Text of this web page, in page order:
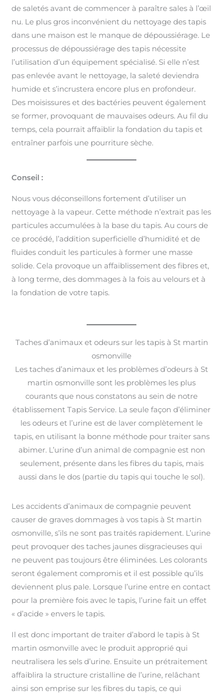
de saletés avant de commencer à paraître sales à l’œil
nu. Le plus gros inconvénient du nettoyage des tapis
dans une maison est le manque de dépoussiérage. Le
processus de dépoussiérage des tapis nécessite
l’utilisation d’un équipement spécialisé. Si elle n’est
pas enlevée avant le nettoyage, la saleté deviendra
humide et s’incrustera encore plus en profondeur.
Des moisissures et des bactéries peuvent également
se former, provoquant de mauvaises odeurs. Au fil du
temps, cela pourrait affaiblir la fondation du tapis et
entraîner parfois une pourriture sèche.
Conseil :
Nous vous déconseillons fortement d’utiliser un
nettoyage à la vapeur. Cette méthode n’extrait pas les
particules accumulées à la base du tapis. Au cours de
ce procédé, l’addition superficielle d’humidité et de
fluides conduit les particules à former une masse
solide. Cela provoque un affaiblissement des fibres et,
à long terme, des dommages à la fois au velours et à
la fondation de votre tapis.
Taches d’animaux et odeurs sur les tapis à St martin
osmonville
Les taches d’animaux et les problèmes d’odeurs à St
martin osmonville sont les problèmes les plus
courants que nous constatons au sein de notre
établissement Tapis Service. La seule façon d’éliminer
les odeurs et l’urine est de laver complètement le
tapis, en utilisant la bonne méthode pour traiter sans
abimer. L’urine d’un animal de compagnie est non
seulement, présente dans les fibres du tapis, mais
aussi dans le dos (partie du tapis qui touche le sol).
Les accidents d’animaux de compagnie peuvent
causer de graves dommages à vos tapis à St martin
osmonville, s’ils ne sont pas traités rapidement. L’urine
peut provoquer des taches jaunes disgracieuses qui
ne peuvent pas toujours être éliminées. Les colorants
seront également compromis et il est possible qu’ils
deviennent plus pale. Lorsque l’urine entre en contact
pour la première fois avec le tapis, l’urine fait un effet
« d’acide » envers le tapis.
Il est donc important de traiter d’abord le tapis à St
martin osmonville avec le produit approprié qui
neutralisera les sels d’urine. Ensuite un prétraitement
affaiblira la structure cristalline de l’urine, relâchant
ainsi son emprise sur les fibres du tapis, ce qui